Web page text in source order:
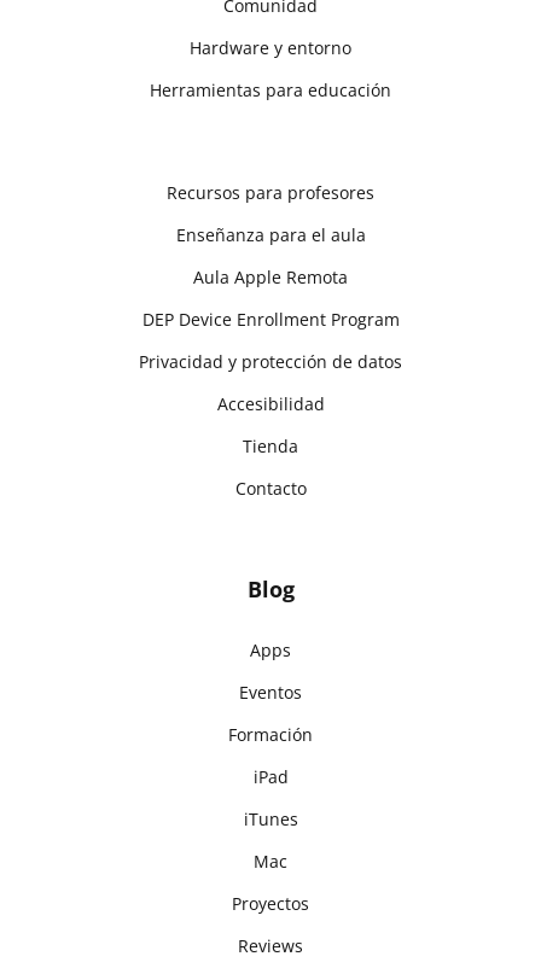
Comunidad
Hardware y entorno
Herramientas para educación
Recursos para profesores
Enseñanza para el aula
Aula Apple Remota
DEP Device Enrollment Program
Privacidad y protección de datos
Accesibilidad
Tienda
Contacto
Blog
Apps
Eventos
Formación
iPad
iTunes
Mac
Proyectos
Reviews